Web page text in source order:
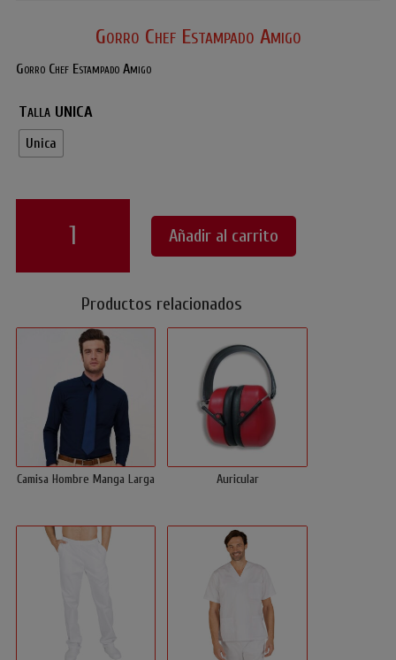
Gorro Chef Estampado Amigo
Gorro Chef Estampado Amigo
Talla UNICA
Unica
Estampado
Amigo
Añadir al carrito
Productos relacionados
Camisa Hombre Manga Larga Auricular